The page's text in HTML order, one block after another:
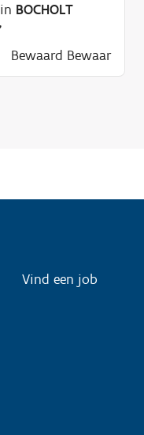
g
?
BOCHOLT
Bewaard Bewaar
Vind een job